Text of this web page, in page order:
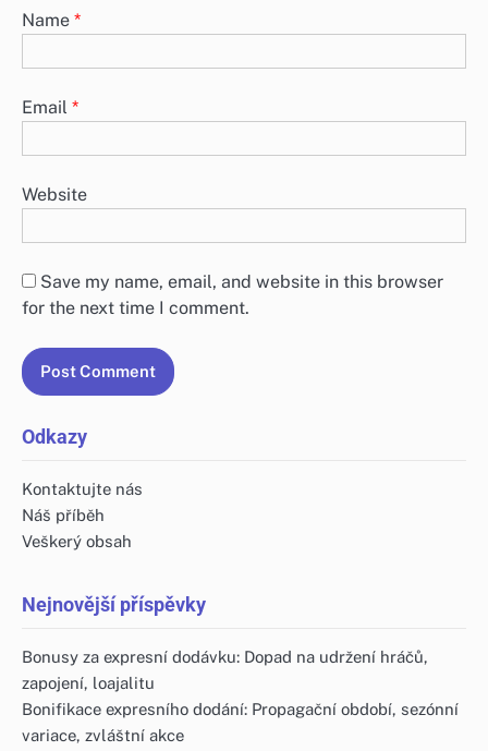
Name *
Email *
Website
Save my name, email, and website in this browser
for the next time I comment.
Odkazy
Kontaktujte nás
Náš příběh
Veškerý obsah
Nejnovější příspěvky
Bonusy za expresní dodávku: Dopad na udržení hráčů,
zapojení, loajalitu
Bonifikace expresního dodání: Propagační období, sezónní
variace, zvláštní akce